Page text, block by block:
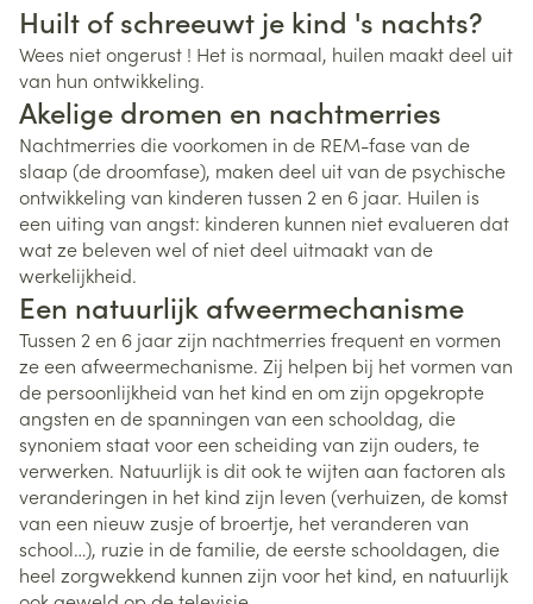
Huilt of schreeuwt je kind 's nachts?
Wees niet ongerust ! Het is normaal, huilen maakt deel uit
van hun ontwikkeling.
Akelige dromen en nachtmerries
Nachtmerries die voorkomen in de REM-fase van de
slaap (de droomfase), maken deel uit van de psychische
ontwikkeling van kinderen tussen 2 en 6 jaar. Huilen is
een uiting van angst: kinderen kunnen niet evalueren dat
wat ze beleven wel of niet deel uitmaakt van de
werkelijkheid.
Een natuurlijk afweermechanisme
Tussen 2 en 6 jaar zijn nachtmerries frequent en vormen
ze een afweermechanisme. Zij helpen bij het vormen van
de persoonlijkheid van het kind en om zijn opgekropte
angsten en de spanningen van een schooldag, die
synoniem staat voor een scheiding van zijn ouders, te
verwerken. Natuurlijk is dit ook te wijten aan factoren als
veranderingen in het kind zijn leven (verhuizen, de komst
van een nieuw zusje of broertje, het veranderen van
school…), ruzie in de familie, de eerste schooldagen, die
heel zorgwekkend kunnen zijn voor het kind, en natuurlijk